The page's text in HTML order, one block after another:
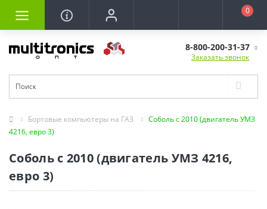
0
8-800-200-31-37
Заказать звонок
Бортовые компьютеры на ГАЗ
Соболь с 2010 (двигатель УМЗ
4216, евро 3)
Соболь с 2010 (двигатель УМЗ 4216,
евро 3)